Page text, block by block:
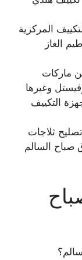
المركزية
الغاز
ماركات
وغيرها
التكييف
ثلاجات
السالم